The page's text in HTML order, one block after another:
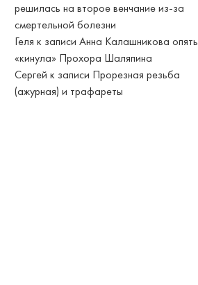
решилась на второе венчание из-за
смертельной болезни
Геля к записиАнна Калашникова опять
«кинула» Прохора Шаляпина
Сергей к записи Прорезная резьба
(ажурная) и трафареты